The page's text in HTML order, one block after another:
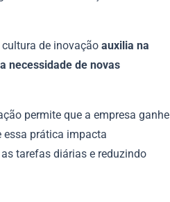
de inovação auxilia na
necessidade de novas
permite que a empresa ganhe
essa prática impacta
tarefas diárias e reduzindo